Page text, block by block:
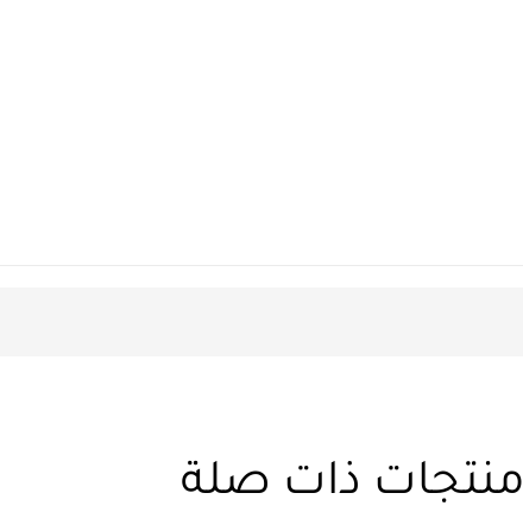
منتجات ذات صلة